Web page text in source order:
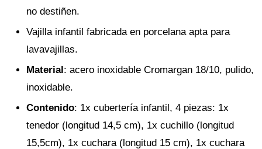
no destiñen.
Vajilla infantil fabricada en porcelana apta para
lavavajillas.
Material: acero inoxidable Cromargan 18/10, pulido,
inoxidable.
Contenido: 1x cubertería infantil, 4 piezas: 1x
tenedor (longitud 14,5 cm), 1x cuchillo (longitud
15,5cm), 1x cuchara (longitud 15 cm), 1x cuchara